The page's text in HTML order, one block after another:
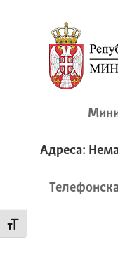
Промени величину
Адреса: